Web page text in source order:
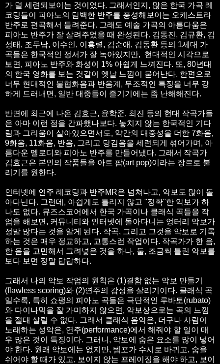
가 덜 세련되보이는 것이었다. 그래서인지, 많은 한국 가곡 레
코딩들이 피아노의 담백한 반주를 풍성해보이는 오케스트라
반주로 편곡해서 들려준다. 그래도 예술 가곡의 아름다움은
피아노 반주가 잘 살려주었을 때 완성된다. 김동진, 김규환, 김
성태, 조두남, 이수인, 이흥렬, 김순애, 김동환 등의 1세대 가
곡들은 한국적인 정서가 잘 녹아있지만, 현대적인 시각으로
보면, 피아노 반주와 화성이 1% 아쉽게 느껴진다. 또, 80년대
의 한국 영화를 보는 것같이 옛날 느낌이 묻어난다. 한편으로
너무 현대적인 불협화음과 반음계, 무조적인 특징을 너무 강
하게 드러내면, 일반 대중들이 즐기기에는 좀 난해해진다.
반면에 최근에 나온 김효근, 윤학준, 최진 등의 현대 작곡가들
은 아마 이런 점을 간파했나보다. 놓치지 않는 한국적인 기다
림과 그리움이 살아있으면서도, 약간의 대중성을 더한 7화음,
9화음, 11화음, 반음, 그리고 당김음을 세련되게 섞어가며, 아
름다운 멜로디와 피아노 반주를 만들어냈다. 그래서 작곡가
김효근은 본인의 작품들을 아트 팝(art pop)이라는 장르로 불
리기를 원한다.
인터넷에 연주 레코딩과 반주MR은 넘쳐나고, 악보도 많이 돌
아다닌다. 그런데, 아쉽게도 틀리지 않고 "정확"한 악보가 하
나도 없다. 뮤즈스코어에서 한국 가곡이나 클래식 곡들을 작
업을 해보면, 커뮤니티와 인터넷에 돌아다니는 엉터리 악보가
정말 많다는 것을 알게 된다. 작곡, 그리고 그것을 악보로 기록
하는 것은 매우 정교하고, 고통스런 작업이다. 작곡가가 한 음,
한 음을 고민해서 그려넣은 것을 하나, 둘, 조금씩 틀린 악보를
보다 보면 정말 답답하다.
그래서 나의 악보 작업의 원칙은 (1)결함 없는 악보 만들기
(flawless scoring)와 (2)연주의 감성을 살리기이다. 클래식 곡
일수록, 특히 쇼팽의 피아노 곡들은 극단적인 루바토(rubato)
와 다이나믹을 잘 가미하지 않으면, 악보상으로는 곡의 느낌
을 절대 살릴 수 없다. 그래서 클래식 음악은, 더구나 사람이
노래하는 성악은, 연주(performance)에서 해줘야 할 일이 매
우 많은 것이 특징이다. 그러니, 악보에 숨은 요소를 많이 넣어
야 한다. 원래 악보에는 없지만, 템포가 수시로 바뀌고, 숨을
쉬어야 할 때가 있고, 보이지 않는 프레이징을 해야 하고, 보이